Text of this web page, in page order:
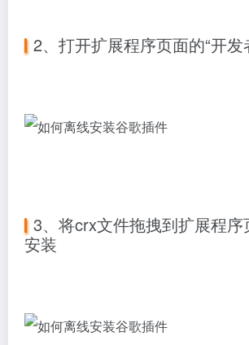
2、打开扩展程序页面的“开发
3、将crx文件拖拽到扩展程
安装